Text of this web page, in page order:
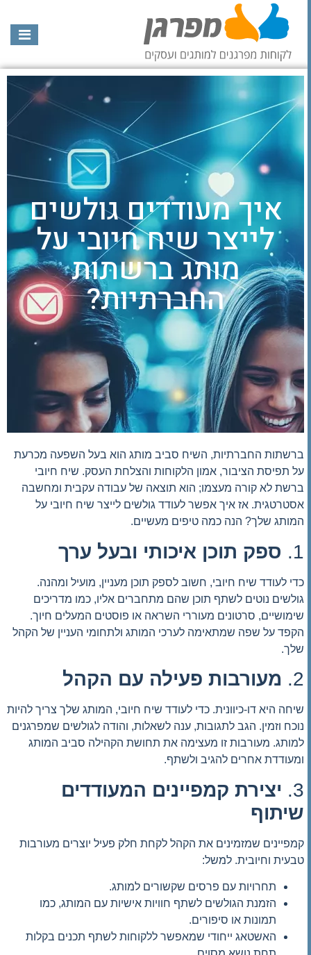
איך מעודדים גולשים
לייצר שיח חיובי על
מותג ברשתות
החברתיות?
ברשתות החברתיות, השיח סביב מותג הוא בעל השפעה מכרעת
על תפיסת הציבור, אמון הלקוחות והצלחת העסק. שיח חיובי
ברשת לא קורה מעצמו; הוא תוצאה של עבודה עקבית ומחשבה
אסטרטגית. אז איך אפשר לעודד גולשים לייצר שיח חיובי על
המותג שלך? הנה כמה טיפים מעשיים.
1. ספק תוכן איכותי ובעל ערך
כדי לעודד שיח חיובי, חשוב לספק תוכן מעניין, מועיל ומהנה.
גולשים נוטים לשתף תוכן שהם מתחברים אליו, כמו מדריכים
שימושיים, סרטונים מעוררי השראה או פוסטים המעלים חיוך.
הקפד על שפה שמתאימה לערכי המותג ולתחומי העניין של הקהל
שלך.
2. מעורבות פעילה עם הקהל
שיחה היא דו-כיוונית. כדי לעודד שיח חיובי, המותג שלך צריך להיות
נוכח וזמין. הגב לתגובות, ענה לשאלות, והודה לגולשים שמפרגנים
למותג. מעורבות זו מעצימה את תחושת הקהילה סביב המותג
ומעודדת אחרים להגיב ולשתף.
3.
יצירת קמפיינים המעודדים
שיתוף
קמפיינים שמזמינים את הקהל לקחת חלק פעיל יוצרים מעורבות
טבעית וחיובית. למשל:
תחרויות עם פרסים שקשורים למותג.
הזמנת הגולשים לשתף חוויות אישיות עם המותג, כמו
תמונות או סיפורים.
האשטאג ייחודי שמאפשר ללקוחות לשתף תכנים בקלות